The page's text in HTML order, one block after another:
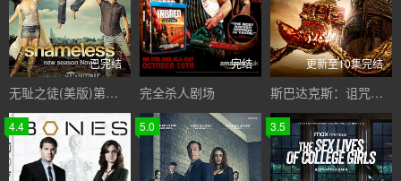
已完结
无耻之徒(美版)第八季
完结
完全杀人剧场
更新至10集完结
斯巴达克斯：诅咒者之战第三季
4.4 5.0 3.5